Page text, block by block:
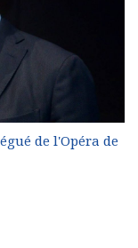
de l'Opéra de